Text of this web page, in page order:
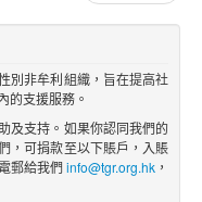
別非牟利組織，旨在提高社
的支援服務。
及支持。如果你認同我們的
，可捐款至以下賬戶，入賬
郵給我們info@tgr.org.hk，